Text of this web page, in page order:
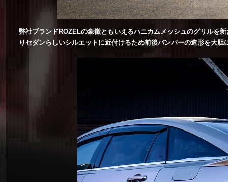
弊社ブランドROZELの象徴ともいえるハニカムメッシュのグリルを
りセダンらしいシルエットに近付けるため前後バンパーの造形を大